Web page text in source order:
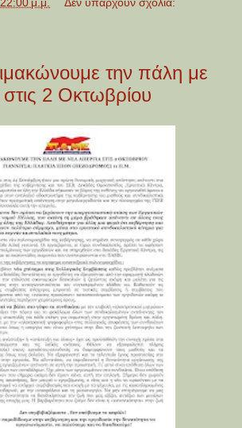
μ.μ. Δεν υπάρχουν σχόλια:
την πάλη με
2 Οκτωβρίου